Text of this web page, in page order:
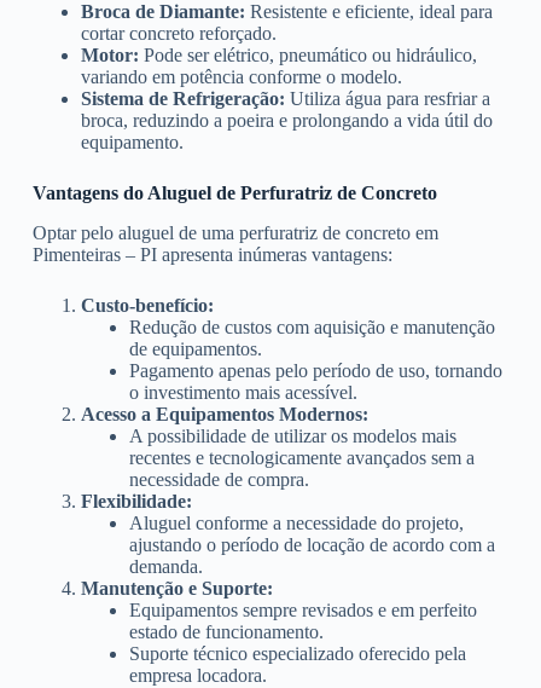
Broca de Diamante: Resistente e eficiente, ideal para
cortar concreto reforçado.
Motor: Pode ser elétrico, pneumático ou hidráulico,
variando em potência conforme o modelo.
Sistema de Refrigeração: Utiliza água para resfriar a
broca, reduzindo a poeira e prolongando a vida útil do
equipamento.
Vantagens do Aluguel de Perfuratriz de Concreto
Optar pelo aluguel de uma perfuratriz de concreto em
Pimenteiras – PI apresenta inúmeras vantagens:
Custo-benefício:
Redução de custos com aquisição e manutenção
de equipamentos.
Pagamento apenas pelo período de uso, tornando
o investimento mais acessível.
Acesso a Equipamentos Modernos:
A possibilidade de utilizar os modelos mais
recentes e tecnologicamente avançados sem a
necessidade de compra.
Flexibilidade:
Aluguel conforme a necessidade do projeto,
ajustando o período de locação de acordo com a
demanda.
Manutenção e Suporte:
Equipamentos sempre revisados e em perfeito
estado de funcionamento.
Suporte técnico especializado oferecido pela
empresa locadora.